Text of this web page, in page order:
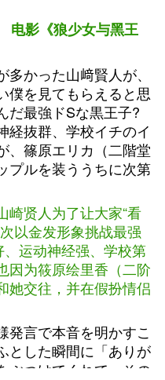
电影《狼少女与黑王
かった山﨑賢人が、
僕を見てもらえると思
だ最強ドSな黒王子?
経抜群、学校イチのイ
、篠原エリカ（二階堂
プルを装ううちに次第
崎贤人为了让大家“看
以金发形象挑战最强
运动神经强、学校第
因为筱原绘里香（二阶
她交往，并在假扮情侣
発言で本音を明かすこ
とした瞬間に「ありが
ぶつけてくれて、その